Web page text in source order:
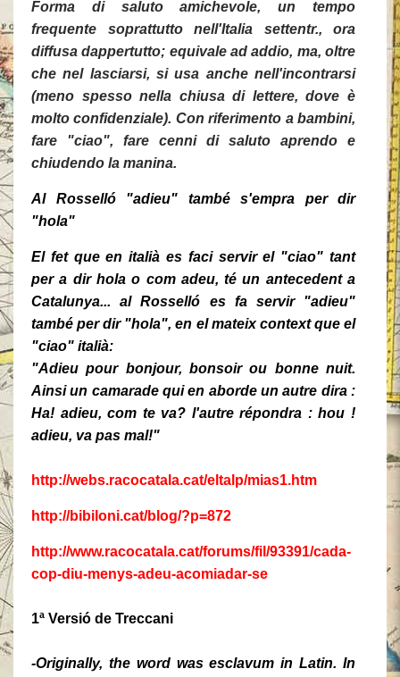
Forma di saluto amichevole, un tempo
frequente soprattutto nell'Italia settentr., ora
diffusa dappertutto; equivale ad addio, ma, oltre
che nel lasciarsi, si usa anche nell'incontrarsi
(meno spesso nella chiusa di lettere, dove è
molto confidenziale). Con riferimento a bambini,
fare "ciao", fare cenni di saluto aprendo e
chiudendo la manina.
Al Rosselló "adieu" també s'empra per dir
"hola"
El fet que en italià es faci servir el "ciao" tant
per a dir hola o com adeu, té un antecedent a
Catalunya... al Rosselló es fa servir "adieu"
també per dir "hola", en el mateix context que el
"ciao" italià:
"Adieu pour bonjour, bonsoir ou bonne nuit.
Ainsi un camarade qui en aborde un autre dira :
Ha! adieu, com te va? l'autre répondra : hou !
adieu, va pas mal!"
http://webs.racocatala.cat/eltalp/mias1.htm
http://bibiloni.cat/blog/?p=872
http://www.racocatala.cat/forums/fil/93391/cada-
cop-diu-menys-adeu-acomiadar-se
1ª Versió de Treccani
-Originally, the word was esclavum in Latin. In